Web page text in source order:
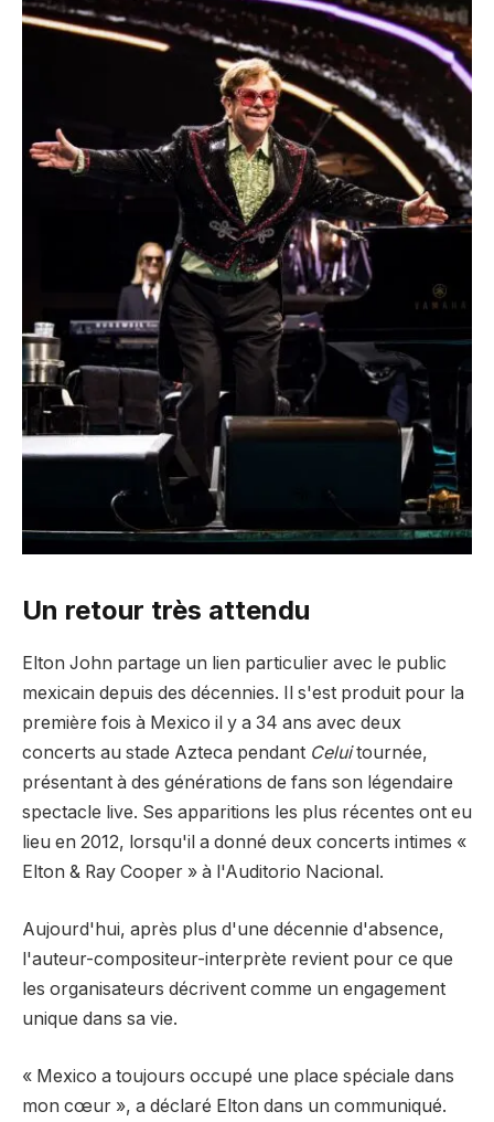
Un retour très attendu
Elton John partage un lien particulier avec le public
mexicain depuis des décennies. Il s'est produit pour la
première fois à Mexico il y a 34 ans avec deux
concerts au stade Azteca pendant Celuitournée,
présentant à des générations de fans son légendaire
spectacle live. Ses apparitions les plus récentes ont eu
lieu en 2012, lorsqu'il a donné deux concerts intimes «
Elton & Ray Cooper » à l'Auditorio Nacional.
Aujourd'hui, après plus d'une décennie d'absence,
l'auteur-compositeur-interprète revient pour ce que
les organisateurs décrivent comme un engagement
unique dans sa vie.
« Mexico a toujours occupé une place spéciale dans
mon cœur », a déclaré Elton dans un communiqué.